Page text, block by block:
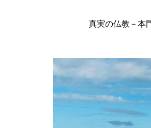
真実の仏教－本